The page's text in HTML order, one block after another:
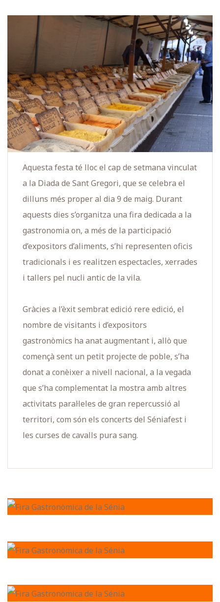
Aquesta festa té lloc el cap de setmana vinculat
a la Diada de Sant Gregori, que se celebra el
dilluns més proper al dia 9 de maig. Durant
aquests dies s’organitza una fira dedicada a la
gastronomia on, a més de la participació
d’expositors d’aliments, s’hi representen oficis
tradicionals i es realitzen espectacles, xerrades
i tallers pel nucli antic de la vila.
Gràcies a l’èxit sembrat edició rere edició, el
nombre de visitants i d’expositors
gastronòmics ha anat augmentant i, allò que
començà sent un petit projecte de poble, s’ha
donat a conèixer a nivell nacional, a la vegada
que s’ha complementat la mostra amb altres
activitats paral·leles de gran repercussió al
territori, com són els concerts del Séniafest i
les curses de cavalls pura sang.